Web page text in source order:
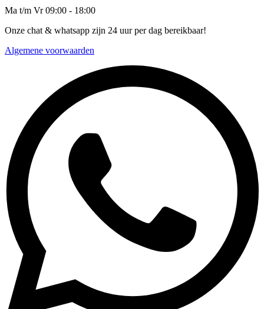
Ma t/m Vr 09:00 - 18:00
Onze chat & whatsapp zijn 24 uur per dag bereikbaar!
Algemene voorwaarden